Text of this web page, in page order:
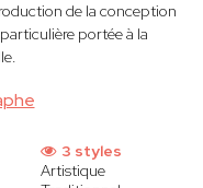
de la conception
portée à la
3 styles
Artistique